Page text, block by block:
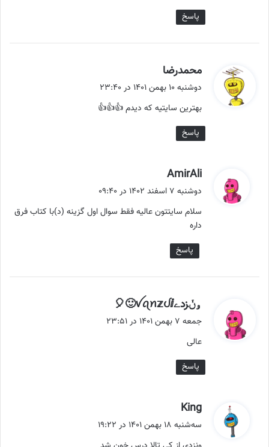
پاسخ
محمدرضا
ف
:
دوشنبه ۱۰ بهمن ۱۴۰۱ در ۲۳:۴۰
بهترین سایتیه که دیدم 👍👍👍
پاسخ
AmirAli
ف
:
دوشنبه ۷ اسفند ۱۴۰۲ در ۰۹:۴۰
سلام سایتتون عالیه فقط سوال اول گزینه (د)با کتاب فرق
داره
پاسخ
ۅݩزدےꪜꪖꪀ𝕫ᦔⅈ🙂🎈
ف
جمعه ۷ بهمن ۱۴۰۱ در ۲۳:۵۱
عالی
پاسخ
King
ف
سه‌شنبه ۱۸ بهمن ۱۴۰۱ در ۱۹:۲۲